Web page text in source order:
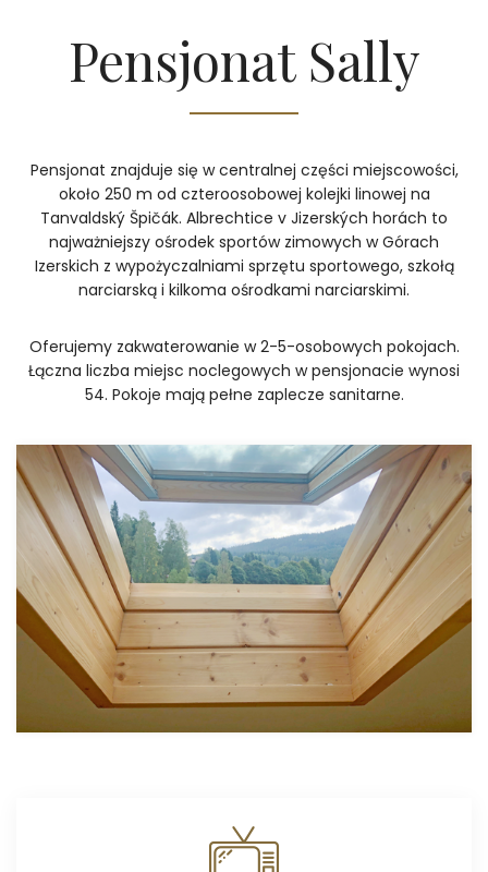
Pensjonat Sally
Pensjonat znajduje się w centralnej części miejscowości,
około 250 m od czteroosobowej kolejki linowej na
Tanvaldský Špičák. Albrechtice v Jizerských horách to
najważniejszy ośrodek sportów zimowych w Górach
Izerskich z wypożyczalniami sprzętu sportowego, szkołą
narciarską i kilkoma ośrodkami narciarskimi.
Oferujemy zakwaterowanie w 2-5-osobowych pokojach.
Łączna liczba miejsc noclegowych w pensjonacie wynosi
54. Pokoje mają pełne zaplecze sanitarne.